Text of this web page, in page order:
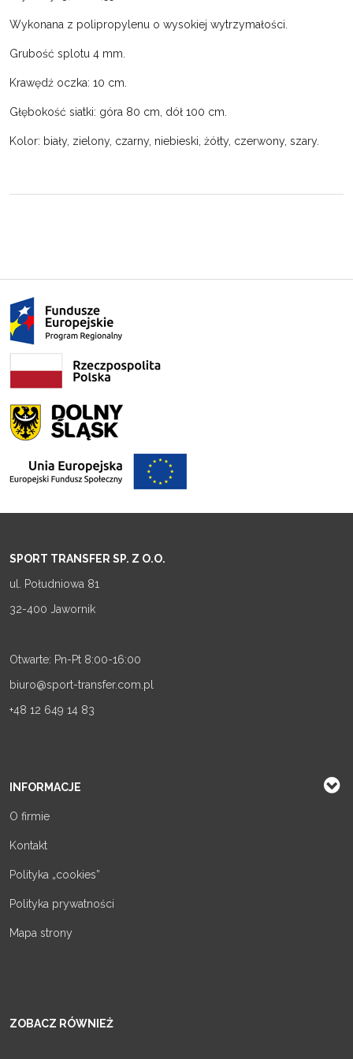
Wykonana z polipropylenu o wysokiej wytrzymałości.
Grubość splotu 4 mm.
Krawędź oczka: 10 cm.
Głębokość siatki: góra 80 cm, dół 100 cm.
Kolor: biały, zielony, czarny, niebieski, żółty, czerwony, szary.
SPORT TRANSFER SP. Z O.O.
ul. Południowa 81
32-400 Jawornik
Otwarte: Pn-Pt 8:00-16:00
biuro@sport-transfer.com.pl
+48 12 649 14 83
INFORMACJE
O firmie
Kontakt
Polityka „cookies”
Polityka prywatności
Mapa strony
ZOBACZ RÓWNIEŻ